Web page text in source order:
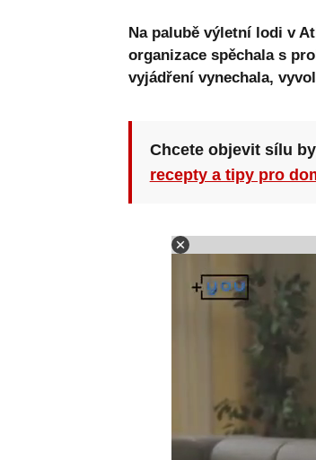
Na palubě výletní lodi v
organizace spěchala s
vyjádření vynechala,
Chcete objevit sílu
recepty a tipy pro